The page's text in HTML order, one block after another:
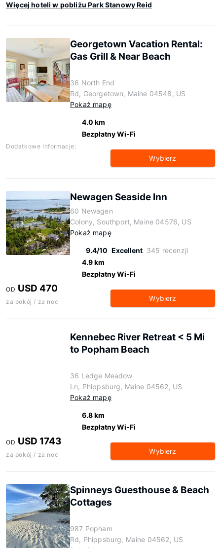
Więcej hoteli w pobliżu Park Stanowy Reid
Georgetown Vacation Rental:
Gas Grill & Near Beach
36 North End
Rd, Georgetown, Maine 04548, US
Pokaż mapę
4.0 km
Bezpłatny Wi-Fi
Dodatkowe informacje:
Wybierz
Newagen Seaside Inn
60 Newagen
Colony, Southport, Maine 04576, US
Pokaż mapę
9.4/10 Excellent 345 recenzji
4.9 km
Bezpłatny Wi-Fi
OD USD 470
za pokój / za noc Wybierz
Kennebec River Retreat < 5 Mi
to Popham Beach
36 Ledge Meadow
Ln, Phippsburg, Maine 04562, US
Pokaż mapę
6.8 km
Bezpłatny Wi-Fi
OD USD 1743
za pokój / za noc Wybierz
Spinneys Guesthouse & Beach
Cottages
987 Popham
Rd, Phippsburg, Maine 04562, US